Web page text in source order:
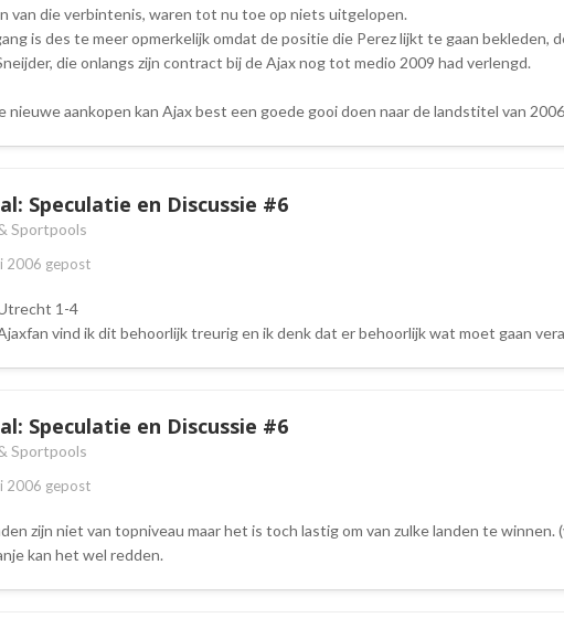
van die verbintenis, waren tot nu toe op niets uitgelopen.
is des te meer opmerkelijk omdat de positie die Perez lijkt te gaan bekleden,
die onlangs zijn contract bij de Ajax nog tot medio 2009 had verlengd.
nieuwe aankopen kan Ajax best een goede gooi doen naar de landstitel van
Speculatie en Discussie #6
Sportpools
2006 gepost
1-4
vind ik dit behoorlijk treurig en ik denk dat er behoorlijk wat moet gaan
Speculatie en Discussie #6
Sportpools
2006 gepost
zijn niet van topniveau maar het is toch lastig om van zulke landen te winnen.
kan het wel redden.